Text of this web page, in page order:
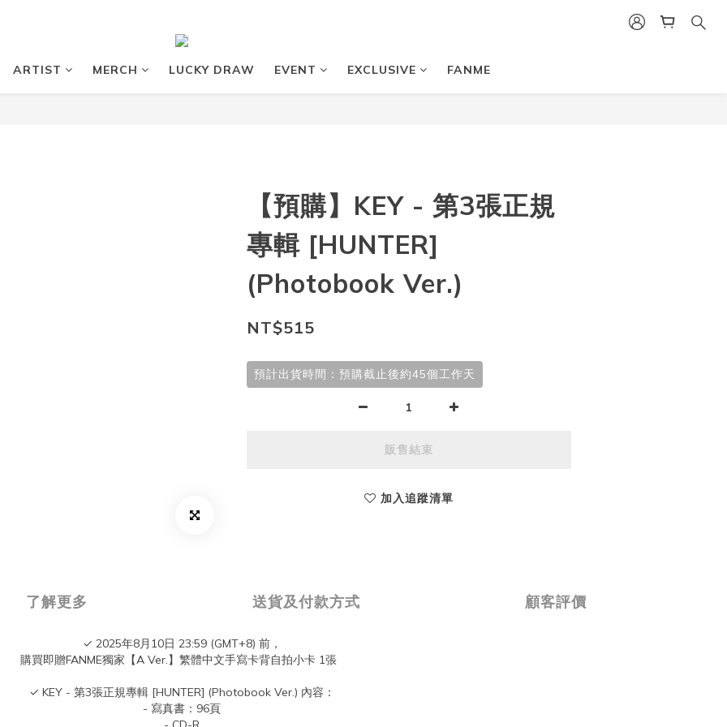
ARTIST MERCH LUCKY DRAW EVENT EXCLUSIVE FANME
【預購】KEY - 第3張正規
專輯 [HUNTER]
(Photobook Ver.)
NT$515
預計出貨時間：預購截止後約45個工作天
販售結束
加入追蹤清單
了解更多 送貨及付款方式 顧客評價
✓ 2025年8月10日 23:59 (GMT+8) 前，
購買即贈FANME獨家【A Ver.】繁體中文手寫卡背自拍小卡 1張
✓ KEY - 第3張正規專輯 [HUNTER] (Photobook Ver.) 內容：
- 寫真書：96頁